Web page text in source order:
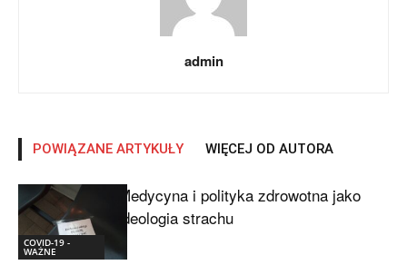
admin
POWIĄZANE ARTYKUŁY WIĘCEJ OD AUTORA
COVID-19 -
WAŻNE
Medycyna i polityka zdrowotna jako
ideologia strachu